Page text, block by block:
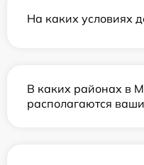
На каких условиях
В каких районах в
располагаются